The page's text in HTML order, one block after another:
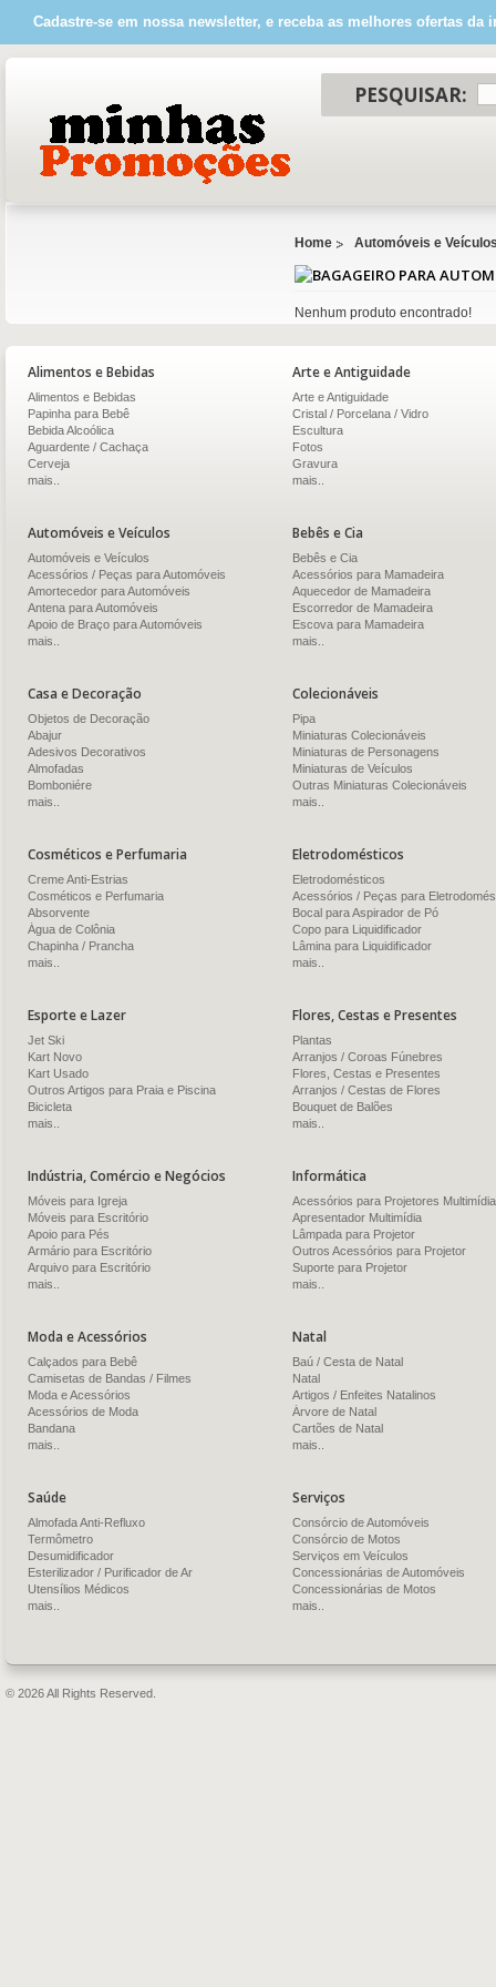
Cadastre-se em nossa newsletter, e receba as melhores ofertas da
PESQUISAR:
Home Automóveis e
Nenhum produto encontrado!
Alimentos e Bebidas
Alimentos e Bebidas
Papinha para Bebê
Bebida Alcoólica
Aguardente / Cachaça
Cerveja
mais..
Arte e Antiguidade
Arte e Antiguidade
Cristal / Porcelana / Vidro
Escultura
Fotos
Gravura
mais..
Automóveis e Veículos
Automóveis e Veículos
Acessórios / Peças para Automóveis
Amortecedor para Automóveis
Antena para Automóveis
Apoio de Braço para Automóveis
mais..
Bebês e Cia
Bebês e Cia
Acessórios para Mamadeira
Aquecedor de Mamadeira
Escorredor de Mamadeira
Escova para Mamadeira
mais..
Casa e Decoração
Objetos de Decoração
Abajur
Adesivos Decorativos
Almofadas
Bomboniére
mais..
Colecionáveis
Pipa
Miniaturas Colecionáveis
Miniaturas de Personagens
Miniaturas de Veículos
Outras Miniaturas Colecionáveis
mais..
Cosméticos e Perfumaria
Creme Anti-Estrias
Cosméticos e Perfumaria
Absorvente
Água de Colônia
Chapinha / Prancha
mais..
Eletrodomésticos
Eletrodomésticos
Acessórios / Peças para
Bocal para Aspirador de Pó
Copo para Liquidificador
Lâmina para Liquidificador
mais..
Esporte e Lazer
Jet Ski
Kart Novo
Kart Usado
Outros Artigos para Praia e Piscina
Bicicleta
mais..
Flores, Cestas e Presentes
Plantas
Arranjos / Coroas Fúnebres
Flores, Cestas e Presentes
Arranjos / Cestas de Flores
Bouquet de Balões
mais..
Indústria, Comércio e Negócios
Móveis para Igreja
Móveis para Escritório
Apoio para Pés
Armário para Escritório
Arquivo para Escritório
mais..
Informática
Acessórios para Projetores Multimídia
Apresentador Multimídia
Lâmpada para Projetor
Outros Acessórios para Projetor
Suporte para Projetor
mais..
Moda e Acessórios
Calçados para Bebê
Camisetas de Bandas / Filmes
Moda e Acessórios
Acessórios de Moda
Bandana
mais..
Natal
Baú / Cesta de Natal
Natal
Artigos / Enfeites Natalinos
Árvore de Natal
Cartões de Natal
mais..
Saúde
Almofada Anti-Refluxo
Termômetro
Desumidificador
Esterilizador / Purificador de Ar
Utensílios Médicos
mais..
Serviços
Consórcio de Automóveis
Consórcio de Motos
Serviços em Veículos
Concessionárias de Automóveis
Concessionárias de Motos
mais..
© 2026 All Rights Reserved.